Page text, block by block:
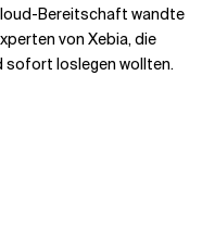
Bereitschaft wandte
von Xebia, die
sofort loslegen wollten.